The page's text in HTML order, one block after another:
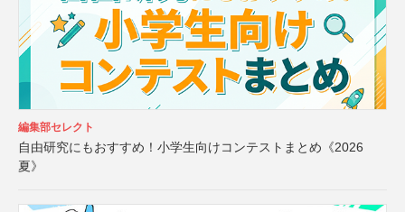
編集部セレクト
自由研究にもおすすめ！小学生向けコンテストまとめ《2026
夏》